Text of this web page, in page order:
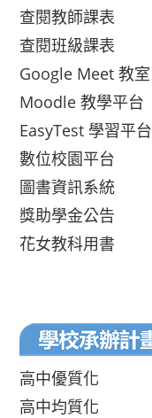
查閱教師課表
查閱班級課表
Google Meet 教室
Moodle 教學平台
EasyTest 學習平台
數位校園平台
圖書資訊系統
獎助學金公告
花女教科用書
高中優質化
高中均質化